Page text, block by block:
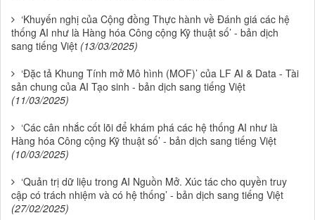
‘Khuyến nghị của Cộng đồng Thực hành về Đánh giá các hệ
thống AI như là Hàng hóa Công cộng Kỹ thuật số’ - bản dịch
sang tiếng Việt (13/03/2025)
‘Đặc tả Khung Tính mở Mô hình (MOF)’ của LF AI & Data - Tài
sản chung của AI Tạo sinh - bản dịch sang tiếng Việt
(11/03/2025)
‘Các cân nhắc cốt lõi để khám phá các hệ thống AI như là
Hàng hóa Công cộng Kỹ thuật số’ - bản dịch sang tiếng Việt
(10/03/2025)
‘Quản trị dữ liệu trong AI Nguồn Mở. Xúc tác cho quyền truy
cập có trách nhiệm và có hệ thống’ - bản dịch sang tiếng Việt
(27/02/2025)